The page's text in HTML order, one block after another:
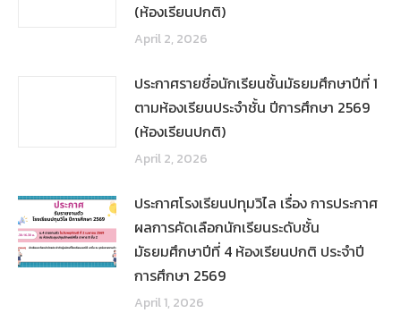
(ห้องเรียนปกติ)
April 2, 2026
ประกาศรายชื่อนักเรียนชั้นมัธยมศึกษาปีที่ 1
ตามห้องเรียนประจำชั้น ปีการศึกษา 2569
(ห้องเรียนปกติ)
April 2, 2026
ประกาศโรงเรียนปทุมวิไล เรื่อง การประกาศ
ผลการคัดเลือกนักเรียนระดับชั้น
มัธยมศึกษาปีที่ 4 ห้องเรียนปกติ ประจำปี
การศึกษา 2569
April 1, 2026